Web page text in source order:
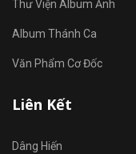
Thư Viện Album Ảnh
Album Thánh Ca
Văn Phẩm Cơ Đốc
Liên Kết
Dâng Hiến